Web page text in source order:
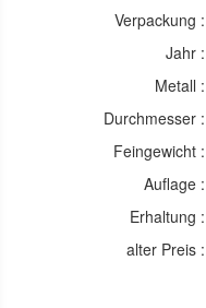
Verpackung :
Jahr :
Metall :
Durchmesser :
Feingewicht :
Auflage :
Erhaltung :
alter Preis :